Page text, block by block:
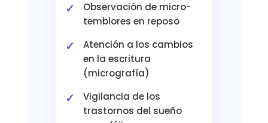
Observación de micro-
temblores en reposo
Atención a los cambios
en la escritura
(micrografía)
Vigilancia de los
trastornos del sueño